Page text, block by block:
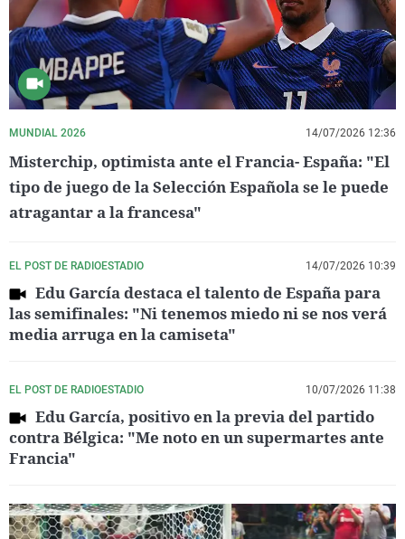
MUNDIAL 2026 14/07/2026 12:36
Misterchip, optimista ante el Francia- España: "El
tipo de juego de la Selección Española se le puede
atragantar a la francesa"
EL POST DE RADIOESTADIO 14/07/2026 10:39
Edu García destaca el talento de España para
las semifinales: "Ni tenemos miedo ni se nos verá
media arruga en la camiseta"
EL POST DE RADIOESTADIO 10/07/2026 11:38
Edu García, positivo en la previa del partido
contra Bélgica: "Me noto en un supermartes ante
Francia"